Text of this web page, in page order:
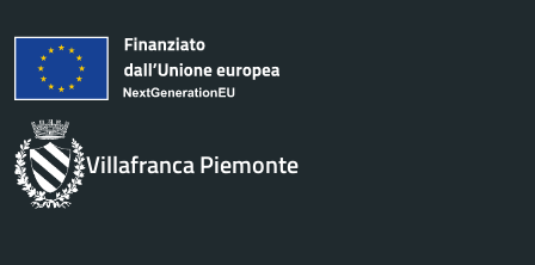
Villafranca Piemonte